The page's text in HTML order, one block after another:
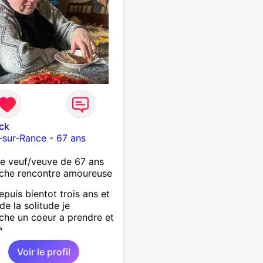
Rance - 67 ans
veuf/veuve de 67 ans
rencontre amoureuse
bientot trois ans et
la solitude je
un coeur a prendre et
Voir le profil